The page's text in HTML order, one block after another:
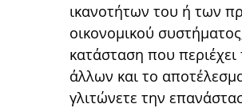
ικανοτήτων του ή των
οικονομικού
κατάσταση που
άλλων και το
γλιτώνετε την